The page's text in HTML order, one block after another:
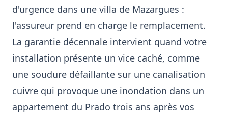
d'urgence dans une villa de Mazargues :
l'assureur prend en charge le remplacement.
La garantie décennale intervient quand votre
installation présente un vice caché, comme
une soudure défaillante sur une canalisation
cuivre qui provoque une inondation dans un
appartement du Prado trois ans après vos